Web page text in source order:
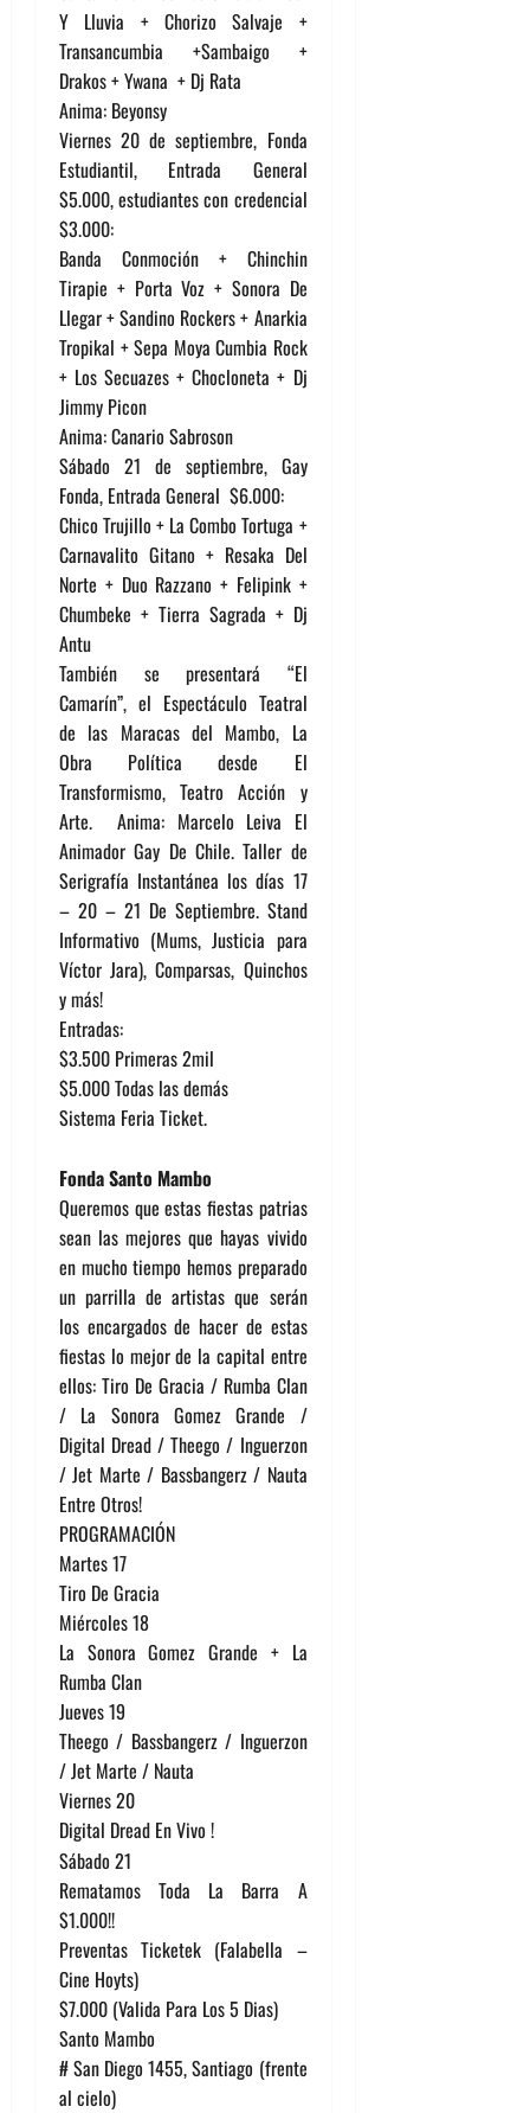
Y Lluvia + Chorizo Salvaje +
Transancumbia +Sambaigo +
Drakos + Ywana + Dj Rata
Anima: Beyonsy
Viernes 20 de septiembre, Fonda
Estudiantil, Entrada General
$5.000, estudiantes con credencial
$3.000:
Banda Conmoción + Chinchin
Tirapie + Porta Voz + Sonora De
Llegar + Sandino Rockers + Anarkia
Tropikal + Sepa Moya Cumbia Rock
+ Los Secuazes + Chocloneta + Dj
Jimmy Picon
Anima: Canario Sabroson
Sábado 21 de septiembre, Gay
Fonda, Entrada General $6.000:
Chico Trujillo + La Combo Tortuga +
Carnavalito Gitano + Resaka Del
Norte + Duo Razzano + Felipink +
Chumbeke + Tierra Sagrada + Dj
Antu
También se presentará “El
Camarín”, el Espectáculo Teatral
de las Maracas del Mambo, La
Obra Política desde El
Transformismo, Teatro Acción y
Arte. Anima: Marcelo Leiva El
Animador Gay De Chile. Taller de
Serigrafía Instantánea los días 17
– 20 – 21 De Septiembre. Stand
Informativo (Mums, Justicia para
Víctor Jara), Comparsas, Quinchos
y más!
Entradas:
$3.500 Primeras 2mil
$5.000 Todas las demás
Sistema Feria Ticket.
Fonda Santo Mambo
Queremos que estas fiestas patrias
sean las mejores que hayas vivido
en mucho tiempo hemos preparado
un parrilla de artistas que serán
los encargados de hacer de estas
fiestas lo mejor de la capital entre
ellos: Tiro De Gracia / Rumba Clan
/ La Sonora Gomez Grande /
Digital Dread / Theego / Inguerzon
/ Jet Marte / Bassbangerz / Nauta
Entre Otros!
PROGRAMACIÓN
Martes 17
Tiro De Gracia
Miércoles 18
La Sonora Gomez Grande + La
Rumba Clan
Jueves 19
Theego / Bassbangerz / Inguerzon
/ Jet Marte / Nauta
Viernes 20
Digital Dread En Vivo !
Sábado 21
Rematamos Toda La Barra A
$1.000!!
Preventas Ticketek (Falabella –
Cine Hoyts)
$7.000 (Valida Para Los 5 Dias)
Santo Mambo
# San Diego 1455, Santiago (frente
al cielo)